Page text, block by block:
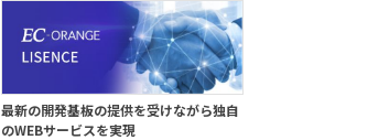
最新の開発基板の提供を受けながら独自
のWEBサービスを実現